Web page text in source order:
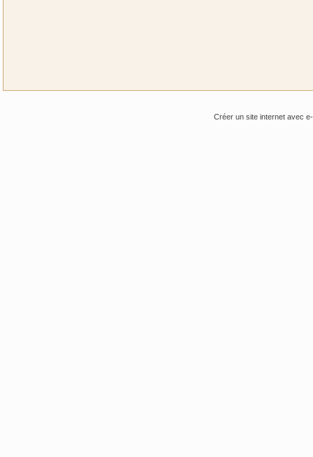
Créer un site internet avec